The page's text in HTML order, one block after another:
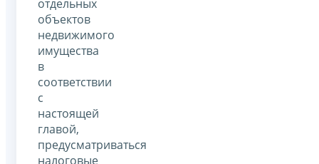
отдельных
объектов
недвижимого
имущества
в
соответствии
с
настоящей
главой,
предусматриваться
налоговые